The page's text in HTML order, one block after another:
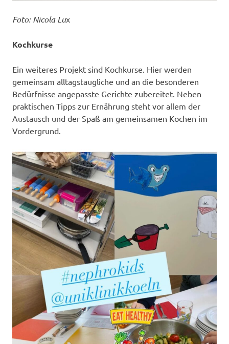
Foto: Nicola Lux
Kochkurse
Ein weiteres Projekt sind Kochkurse. Hier werden
gemeinsam alltagstaugliche und an die besonderen
Bedürfnisse angepasste Gerichte zubereitet. Neben
praktischen Tipps zur Ernährung steht vor allem der
Austausch und der Spaß am gemeinsamen Kochen im
Vordergrund.